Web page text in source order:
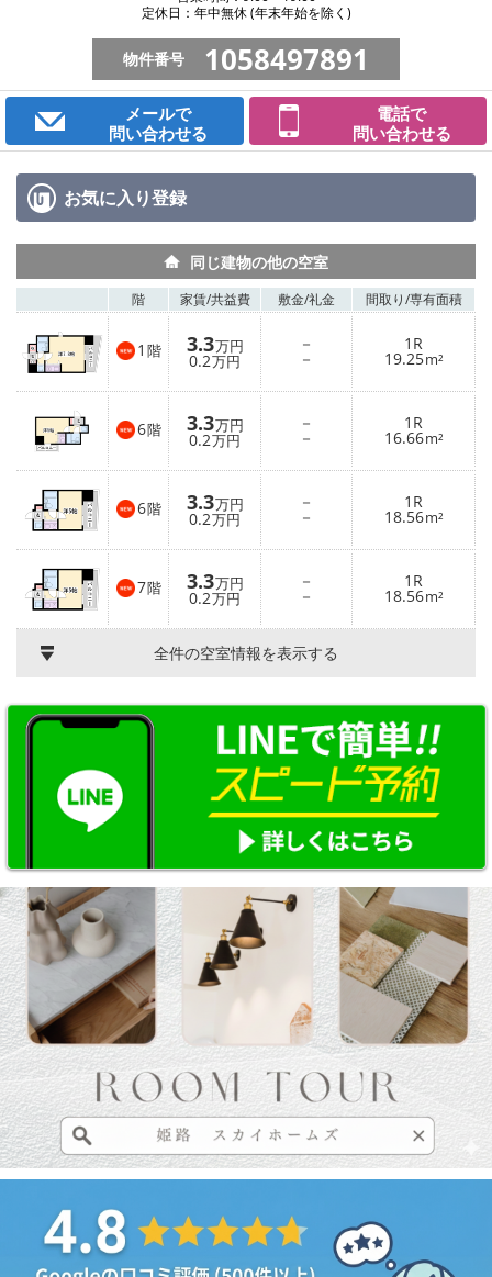
定休日：年中無休 (年末年始を除く)
物件番号 1058497891
メールで
問い合わせる
電話で
問い合わせる
お気に入り登録
同じ建物の他の空室
階 家賃/共益費 敷金/礼金 間取り/専有面積
1 階 3.3万円
0.2万円
－
－
1R
19.25m²
6階 3.3万円
0.2万円
－
－
1R
16.66m²
6階 3.3万円
0.2万円
－
－
1R
18.56m²
7階 3.3万円
0.2万円
－
－
1R
18.56m²
全件の空室情報を表示する